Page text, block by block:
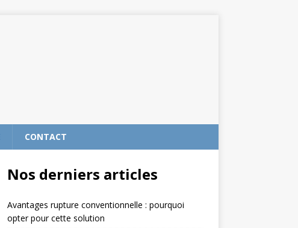
CONTACT
Nos derniers articles
Avantages rupture conventionnelle : pourquoi
opter pour cette solution